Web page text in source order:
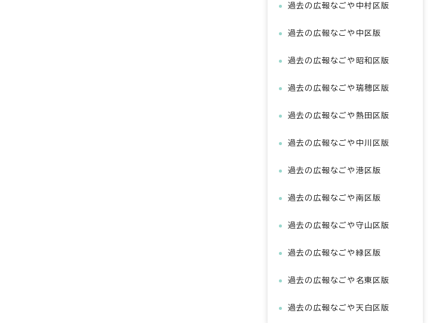
過去の広報なごや中村区版
過去の広報なごや中区版
過去の広報なごや昭和区版
過去の広報なごや瑞穂区版
過去の広報なごや熱田区版
過去の広報なごや中川区版
過去の広報なごや港区版
過去の広報なごや南区版
過去の広報なごや守山区版
過去の広報なごや緑区版
過去の広報なごや名東区版
過去の広報なごや天白区版